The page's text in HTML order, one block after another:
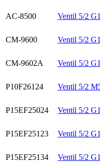
AC-8500 Ventil 5/2
CM-9600 Ventil 5/2
CM-9602A Ventil 5/2
P10F26124 Ventil 5/2
P15EF25024 Ventil 5/2
P15EF25123 Ventil 5/2
P15EF25134 Ventil 5/2